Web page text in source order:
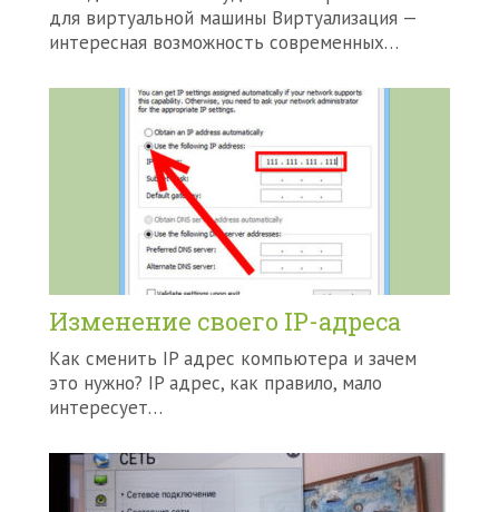
для виртуальной машины Виртуализация —
интересная возможность современных…
Изменение своего IP-адреса
Как сменить IP адрес компьютера и зачем
это нужно? IP адрес, как правило, мало
интересует…